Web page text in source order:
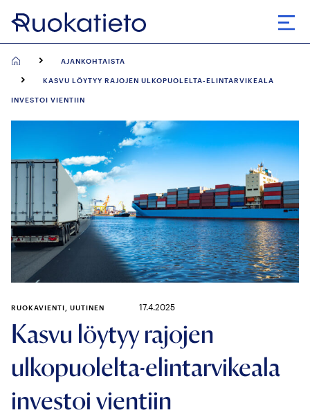
Siirry
suoraan
AJANKOHTAISTA
KASVU LÖYTYY RAJOJEN ULKOPUOLELTA-ELINTARVIKEALA
INVESTOI VIENTIIN
Kasvu löytyy rajojen
ulkopuolelta-elintarvikeala
investoi vientiin
RUOKAVIENTI, UUTINEN 17.4.2025